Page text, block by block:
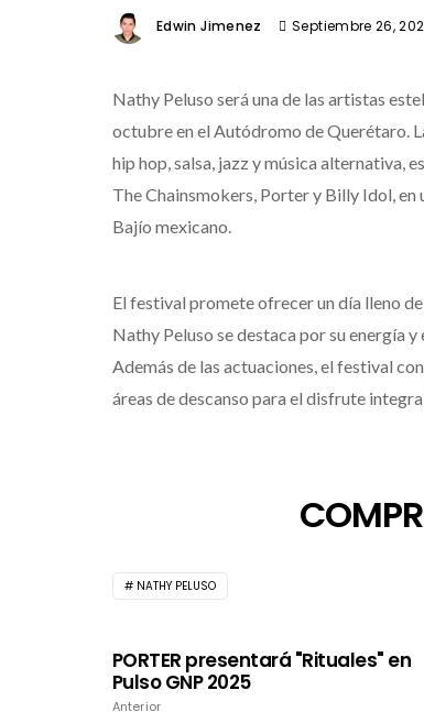
Edwin Jimenez Septiembre 26,
Nathy Peluso será una de las artistas
octubre en el Autódromo de Querétaro.
hip hop, salsa, jazz y música alternativa,
The Chainsmokers, Porter y Billy Idol, en
Bajío mexicano.
El festival promete ofrecer un día lleno
Nathy Peluso se destaca por su energía
Además de las actuaciones, el festival
áreas de descanso para el disfrute
NATHY PELUSO
PORTER presentará "Rituales" en
Pulso GNP 2025
Anterior